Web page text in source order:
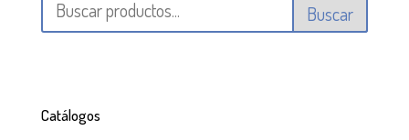
Buscar
Catálogos